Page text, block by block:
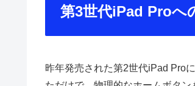
第3世代iPad Proへ
昨年発売された第2世代iPad Pro